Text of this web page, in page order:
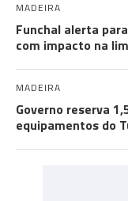
MADEIRA
Funchal alerta
com impacto na
MADEIRA
Governo reserva
equipamentos do